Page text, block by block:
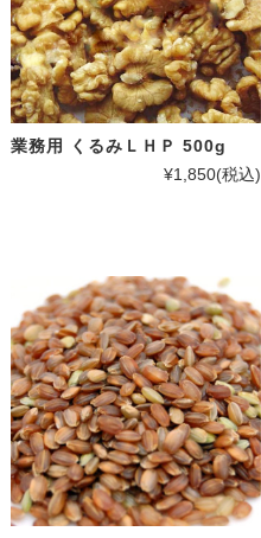
業務用 くるみＬＨＰ 500g
¥1,850(税込)